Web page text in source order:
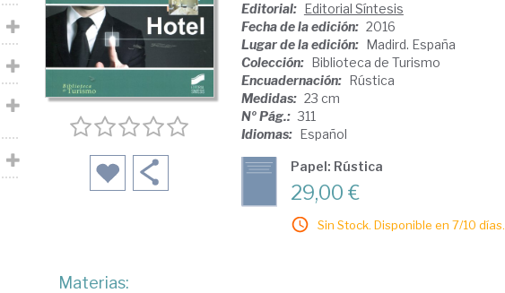
Editorial: Editorial Síntesis
Fecha de la edición: 2016
Lugar de la edición: Madird. España
Colección: Biblioteca de Turismo
Encuadernación: Rústica
Medidas: 23 cm
Nº Pág.: 311
Idiomas: Español
Papel: Rústica
29,00 €
Sin Stock. Disponible en 7/10 días.
Materias: